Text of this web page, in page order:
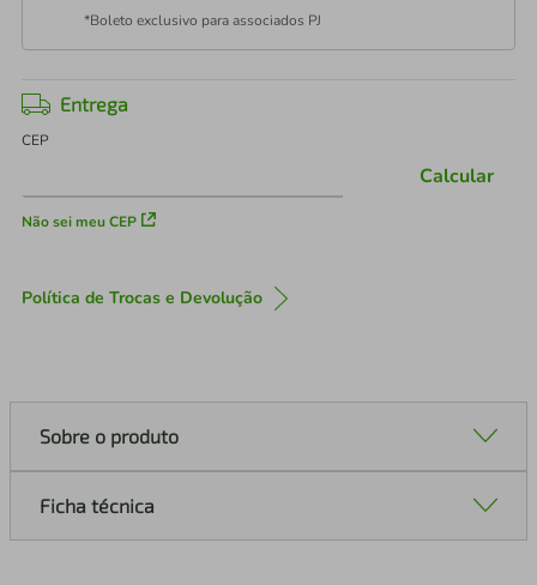
*Boleto exclusivo para associados PJ
Entrega
CEP
Não sei meu CEP
Calcular
Política de Trocas e Devolução
Sobre o produto
Ficha técnica